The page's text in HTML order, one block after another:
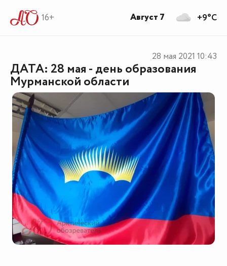
16+
ДАТА: 28 мая - день образования
Мурманской области
28 мая 2021 10:43
+9°C
Август 7